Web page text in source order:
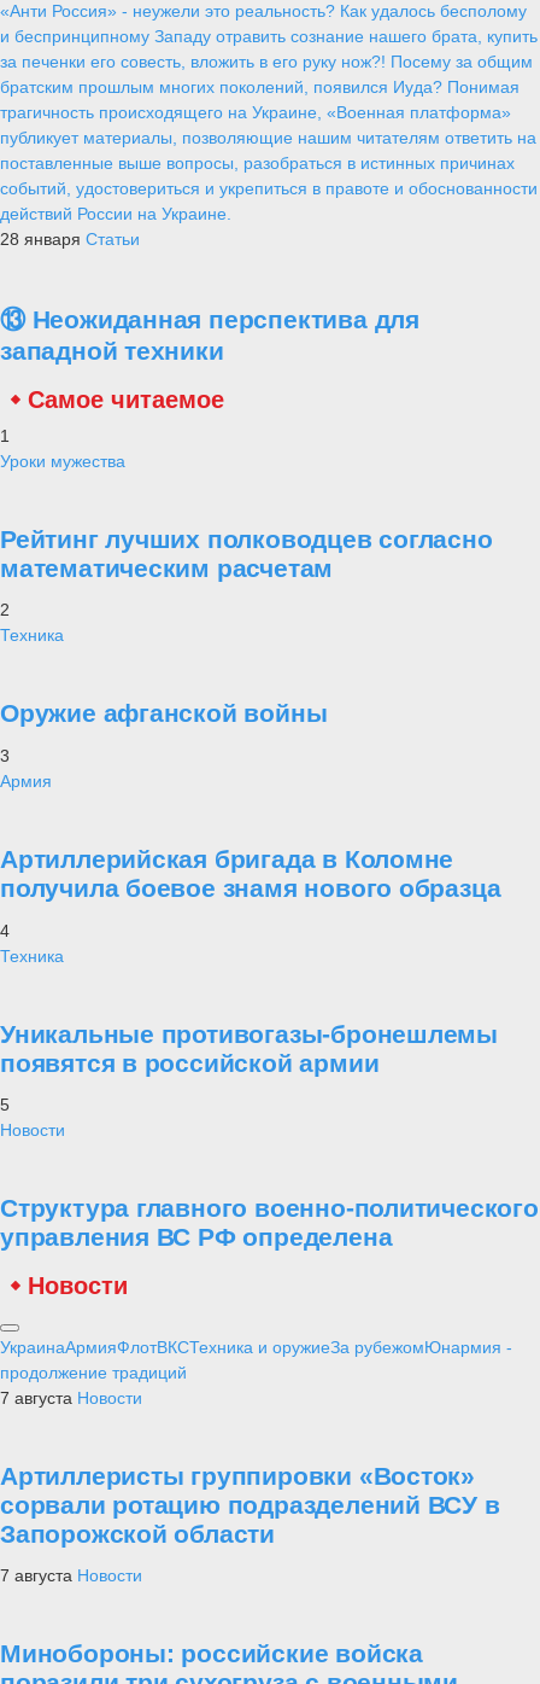
«Анти Россия» - неужели это реальность? Как удалось бесполому
и беспринципному Западу отравить сознание нашего брата, купить
за печенки его совесть, вложить в его руку нож?! Посему за общим
братским прошлым многих поколений, появился Иуда? Понимая
трагичность происходящего на Украине, «Военная платформа»
публикует материалы, позволяющие нашим читателям ответить на
поставленные выше вопросы, разобраться в истинных причинах
событий, удостовериться и укрепиться в правоте и обоснованности
действий России на Украине.
28 января Статьи
⑬ Неожиданная перспектива для
западной техники
Самое читаемое
1
Уроки мужества
Рейтинг лучших полководцев согласно
математическим расчетам
2
Техника
Оружие афганской войны
3
Армия
Артиллерийская бригада в Коломне
получила боевое знамя нового образца
4
Техника
Уникальные противогазы-бронешлемы
появятся в российской армии
5
Новости
Структура главного военно-политического
управления ВС РФ определена
Новости
УкраинаАрмияФлотВКСТехника и оружиеЗа рубежомЮнармия -
продолжение традиций
7 августа Новости
Артиллеристы группировки «Восток»
сорвали ротацию подразделений ВСУ в
Запорожской области
7 августа Новости
Минобороны: российские войска